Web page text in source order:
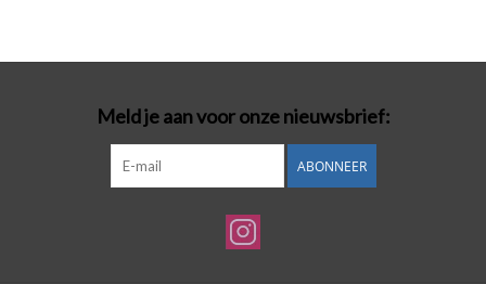
Meld je aan voor onze nieuwsbrief:
ABONNEER